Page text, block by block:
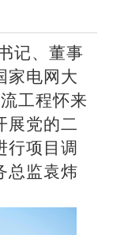
记、董事
家电网大
工程怀来
展党的二
行项目调
总监袁炜